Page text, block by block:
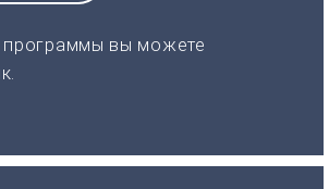
программы вы можете